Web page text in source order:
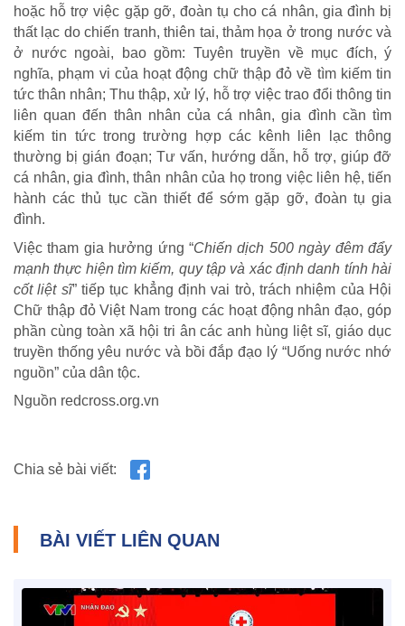
CUỘC SỐNG TƯƠI ĐẸP
Nối trọn yêu thương VTV1
Trái tim có nắng
hoặc hỗ trợ việc gặp gỡ, đoàn tụ cho cá nhân, gia đình bị
thất lạc do chiến tranh, thiên tai, thảm họa ở trong nước và
ở nước ngoài, bao gồm: Tuyên truyền về mục đích, ý
nghĩa, phạm vi của hoạt động chữ thập đỏ về tìm kiếm tin
tức thân nhân; Thu thập, xử lý, hỗ trợ việc trao đổi thông tin
liên quan đến thân nhân của cá nhân, gia đình cần tìm
kiếm tin tức trong trường hợp các kênh liên lạc thông
thường bị gián đoạn; Tư vấn, hướng dẫn, hỗ trợ, giúp đỡ
cá nhân, gia đình, thân nhân của họ trong việc liên hệ, tiến
hành các thủ tục cần thiết để sớm gặp gỡ, đoàn tụ gia
đình.
Việc tham gia hưởng ứng “Chiến dịch 500 ngày đêm đẩy
mạnh thực hiện tìm kiếm, quy tập và xác định danh tính hài
cốt liệt sĩ” tiếp tục khẳng định vai trò, trách nhiệm của Hội
Chữ thập đỏ Việt Nam trong các hoạt động nhân đạo, góp
phần cùng toàn xã hội tri ân các anh hùng liệt sĩ, giáo dục
truyền thống yêu nước và bồi đắp đạo lý “Uống nước nhớ
nguồn” của dân tộc.
Nguồn redcross.org.vn
Chia sẻ bài viết:
BÀI VIẾT LIÊN QUAN